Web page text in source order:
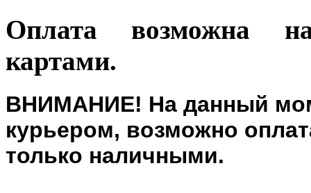
Оплата возможна
картами.
ВНИМАНИЕ! На данный
курьером, возможно
только наличными.